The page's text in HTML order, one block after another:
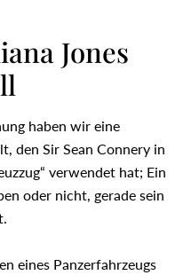
Jones
haben wir eine
den Sir Sean Connery in
verwendet hat; Ein
oder nicht, gerade sein
eines Panzerfahrzeugs